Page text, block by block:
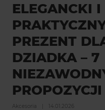
ELEGANCKI I
PREZENT
DZIADKA – 7
PROPOZYCJI
Akcesoria 14.01.2026